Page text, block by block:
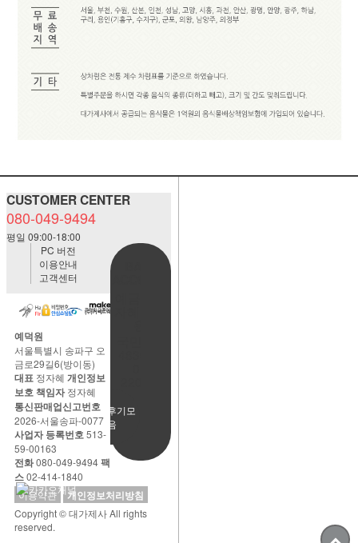
CUSTOMER CENTER
080-049-9494
평일 09:00-18:00
사용후기모
음
PC 버전
이용안내
고객센터
예덕원
서울특별시 송파구 오
금로29길6(방이동)
대표 정자혜 개인정보
보호 책임자정자혜
통신판매업신고번호
2026-서울송파-0077
사업자 등록번호 513-
59-00163
전화080-049-9494팩
스02-414-1840
이용약관
개인정보처리방침
Copyright © 대가제사 All rights
reserved.